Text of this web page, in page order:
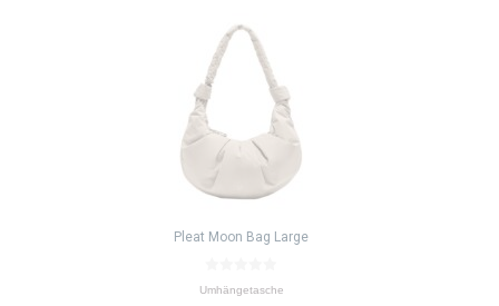
Pleat Moon Bag Large
0
v
Umhängetasche